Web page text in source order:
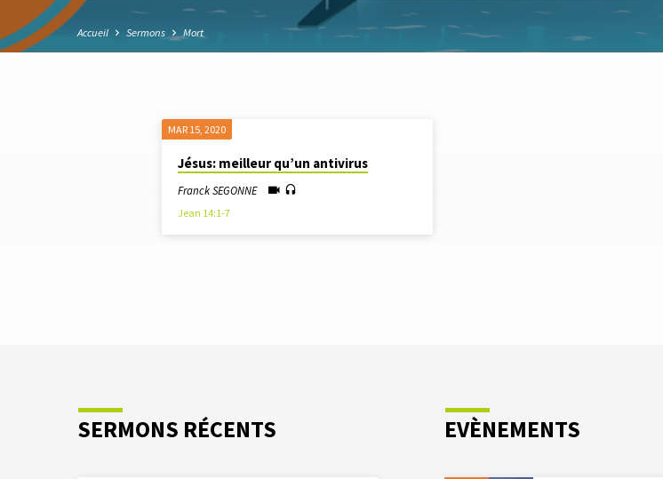
Accueil Sermons Mort
"MORT"
TAGUÉ
MAR 15, 2020
Jésus: meilleur qu’un antivirus
Franck SEGONNE
Jean 14:1-7
SERMONS RÉCENTS EVÈNEMENTS